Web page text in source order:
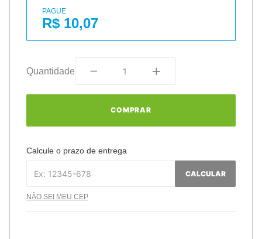
PAGUE
R$ 10,07
Quantidade
COMPRAR
Calcule o prazo de entrega
CALCULAR
NÃO SEI MEU CEP